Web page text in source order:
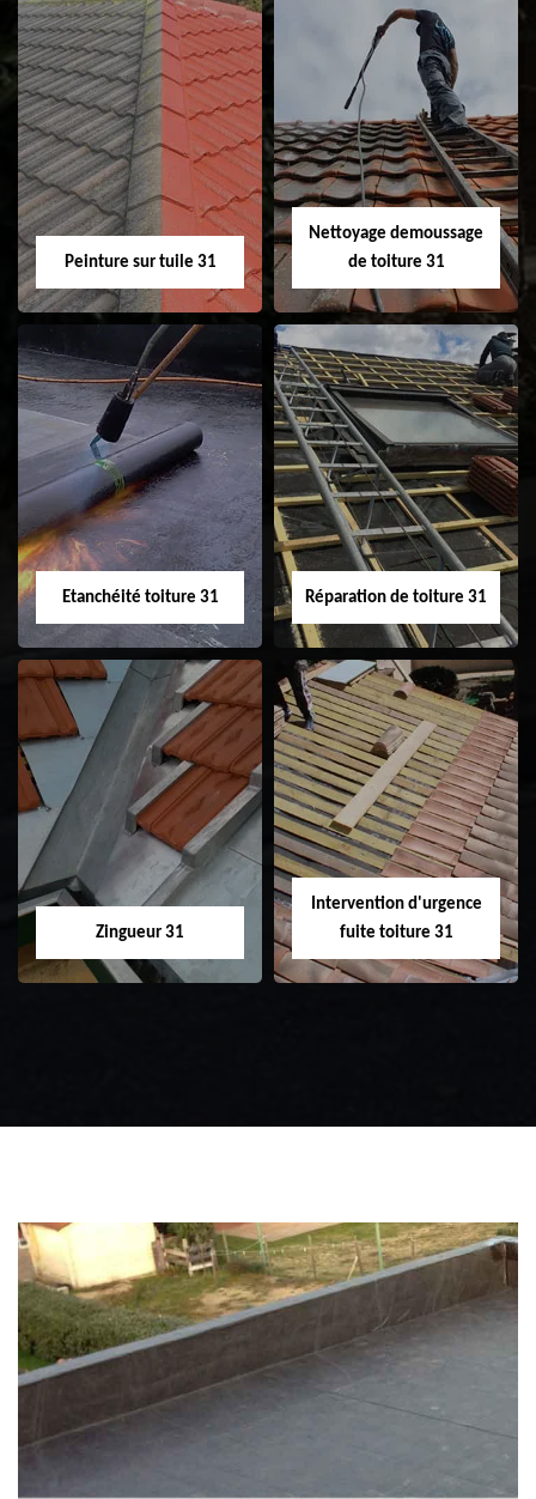
Nettoyage et
ravalement de
façade 31
Isolation toiture 31
Peinture sur tuile 31
Peinture sur tuile
31
Nettoyage demoussage
de toiture 31
Nettoyage
demoussage de
toiture 31
Etanchéité toiture 31
Etanchéité toiture
31
Réparation de toiture 31
Réparation de
toiture 31
Zingueur 31
Intervention d'urgence
fuite toiture 31